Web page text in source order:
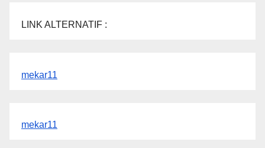
LINK ALTERNATIF :
mekar11
mekar11